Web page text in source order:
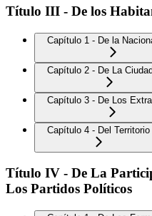
Título III - De los
Capítulo 1 - De la
Capítulo 2 - De La
Capítulo 3 - De Los
Capítulo 4 - Del Territorio
Título IV - De La
Los Partidos Políticos